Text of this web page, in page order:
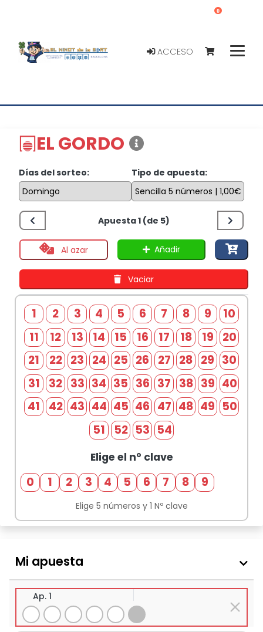
ACCESO
0
EL GORDO
Días del sorteo: Tipo de apuesta:
Apuesta 1 (de 5)
Vaciar
Al azar Añadir
1 2 3 4 5 6 7 8 9
10
11
12 13 14 15 16 17 18 19
20
21
22 23 24 25 26 27 28 29 30
31
32 33 34 35 36 37 38 39 40
41
42 43 44 45 46 47 48 49 50
51
52 53 54
Elige el nº clave
0 1 2 3 4 5 6 7 8 9
Elige 5 números y 1 Nº clave
Mi apuesta
Ap. 1